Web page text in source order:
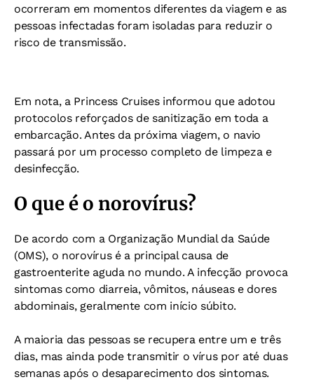
ocorreram em momentos diferentes da viagem e as
pessoas infectadas foram isoladas para reduzir o
risco de transmissão.
Em nota, a Princess Cruises informou que adotou
protocolos reforçados de sanitização em toda a
embarcação. Antes da próxima viagem, o navio
passará por um processo completo de limpeza e
desinfecção.
O que é o norovírus?
De acordo com a Organização Mundial da Saúde
(OMS), o norovírus é a principal causa de
gastroenterite aguda no mundo. A infecção provoca
sintomas como diarreia, vômitos, náuseas e dores
abdominais, geralmente com início súbito.
A maioria das pessoas se recupera entre um e três
dias, mas ainda pode transmitir o vírus por até duas
semanas após o desaparecimento dos sintomas.